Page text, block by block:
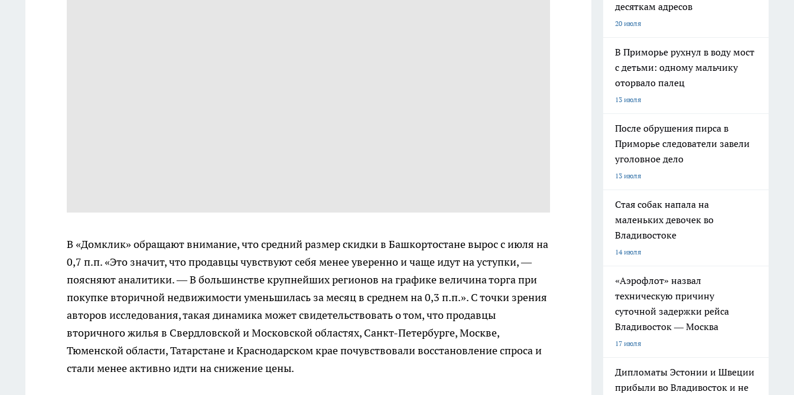
В «Домклик» обращают внимание, что средний размер скидки в Башкортостане вырос с июля на
0,7 п.п. «Это значит, что продавцы чувствуют себя менее уверенно и чаще идут на уступки, —
поясняют аналитики. — В большинстве крупнейших регионов на графике величина торга при
покупке вторичной недвижимости уменьшилась за месяц в среднем на 0,3 п.п.». С точки зрения
авторов исследования, такая динамика может свидетельствовать о том, что продавцы
вторичного жилья в Свердловской и Московской областях, Санкт-Петербурге, Москве,
Тюменской области, Татарстане и Краснодарском крае почувствовали восстановление спроса и
стали менее активно идти на снижение цены.
десяткам адресов
20 июля
В Приморье рухнул в воду мост
с детьми: одному мальчику
оторвало палец
13 июля
После обрушения пирса в
Приморье следователи завели
уголовное дело
13 июля
Стая собак напала на
маленьких девочек во
Владивостоке
14 июля
«Аэрофлот» назвал
техническую причину
суточной задержки рейса
Владивосток — Москва
17 июля
Дипломаты Эстонии и Швеции
прибыли во Владивосток и не